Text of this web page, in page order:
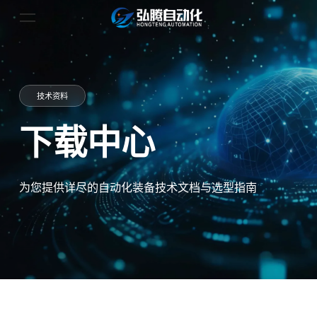
技术资料
下载中心
为您提供详尽的自动化装备技术文档与选型指南